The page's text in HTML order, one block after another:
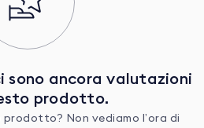
sono ancora valutazioni
prodotto.
Non vediamo l’ora di